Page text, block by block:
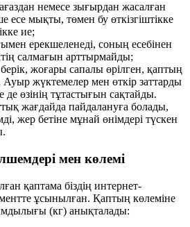
немесе зығырдан жасалған
есе мықты, төмен бу өткізгіштікке
ие;
ерекшеленеді, соның есебінен
салмағын арттырмайды;
жоғары сапалы өрілген, қаптың
Ауыр жүктемелер мен өткір заттарды
де өзінің тұтастығын сақтайды.
жағдайда пайдалануға болады,
жер бетіне мұнай өнімдері түскен
мен көлемі
қаптама біздің интернет-
ұсынылған. Қаптың көлеміне
(кг) анықталады: